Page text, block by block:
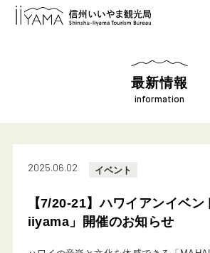
最新情報
information
2025.06.02 イベント
【7/20-21】ハワイアンイベ
iiyama」開催のお知らせ